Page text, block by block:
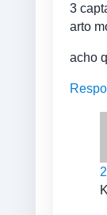
3
arto
acho